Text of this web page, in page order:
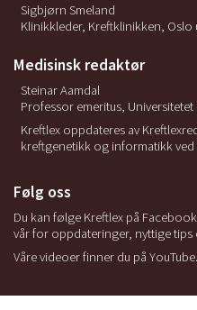
Sigbjørn Smeland
Klinikkleder, Kreftklinikken, Oslo
Medisinsk redaktør
Steinar Aamdal
Professor emeritus, Universitetet
Kreftlex oppdateres av
kreftgenetikk og informatikk ved
Følg oss
Du kan følge Kreftlex på
vår for oppdateringer, nyttige tips
Våre videoer finner du på YouTube.